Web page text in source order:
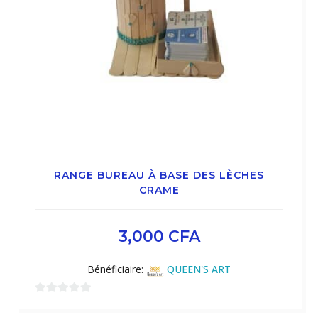
RANGE BUREAU À BASE DES LÈCHES
CRAME
3,000 CFA
Bénéficiaire: QUEEN'S ART